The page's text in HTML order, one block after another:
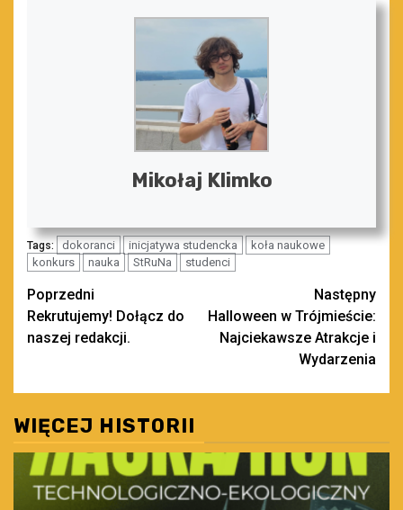
Mikołaj Klimko
Tags: dokoranci inicjatywa studencka
koła naukowe
konkurs
nauka StRuNa studenci
Zobacz
wpisy
Poprzedni
Rekrutujemy! Dołącz do
naszej redakcji.
Następny
Halloween w Trójmieście:
Najciekawsze Atrakcje i
Wydarzenia
WIĘCEJ HISTORII